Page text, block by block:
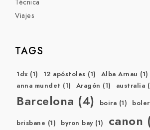
Técnica
Viajes
TAGS
1dx(1) 12 apóstoles (1) Alba Arnau (1)
anna mundet (1) Aragón (1) australia
Barcelona (4) boira (1)
brisbane (1) byron bay(1) canon